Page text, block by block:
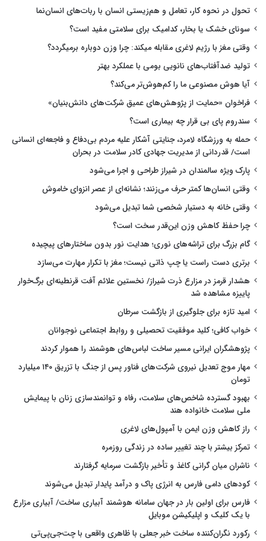
تحول در نحوه کار، تعامل و هم‌زیستی انسان با ربات‌های انسان‌نما
سونای خشک یا بخار، کدامیک برای سلامتی مفید است؟
وقتی مغز با رژیم لاغری مقابله میکند: چرا وزن دوباره برمیگردد؟
تولید ضدآفتاب‌های نانویی بومی با عملکرد بهتر
آیا هوش مصنوعی ما را کم‌هوش‌تر می‌کند؟
فراخوان «حمایت از پژوهش‌های عمیق شرکت‌های دانش‌بنیان»
سندروم پای بی قرار چه بیماری است؟
حمله به ورزشگاه لامرد، جنایتی آشکار علیه مردم بی‌دفاع و فاجعه‌ای انسانی
است/ قدردانی از مدیریت جهادی کادر سلامت در بحران
پارک ویژه سالمندان در شیراز طراحی و اجرا می‌شود
وقتی انسان‌ها کمتر حرف می‌زنند؛ نشانه‌ای از عصر انزوای خاموش
وقتی خانه به دستیار شخصی شما تبدیل می‌شود
چرا حفظ کاهش وزن این‌قدر سخت است؟
گام بزرگ برای تراشه‌های نوری؛ هدایت نور بدون ساختارهای پیچیده
برتری دست راست یا چپ ذاتی نیست؛ مغز با تکرار مهارت می‌سازد
هشدار قرمز در مزارع ذرت شیراز/ نخستین علائم آفت قرنطینه‌ای برگ‌خوار
پاییزه مشاهده شد
امید تازه برای جلوگیری از بازگشت سرطان
خواب کافی؛ کلید موفقیت تحصیلی و روابط اجتماعی نوجوانان
پژوهشگران ایرانی مسیر ساخت لباس‌های هوشمند را هموار کردند
مهار موج تعدیل نیروی شرکت‌های فناور پس از جنگ با تزریق ۱۴۰ میلیارد
تومان
بهبود گسترده شاخص‌های سلامت، رفاه و توانمندسازی زنان با پیمایش
ملی سلامت خانواده هند
راز کاهش وزن ایمن با آمپول‌های لاغری
تمرکز بیشتر با چند تغییر ساده در زندگی روزمره
ناشران میان گرانی کاغذ و تأخیر بازگشت سرمایه گرفتارند
کودهای دامی فارس به انرژی پاک و درآمد پایدار تبدیل می‌شوند
فارس برای اولین بار در جهان سامانه هوشمند آبیاری ساخت/ آبیاری مزارع
با یک کلیک و اپلیکیشن موبایل
رکورد نگران‌کننده ساخت خبر جعلی با ظاهری واقعی با چت‌جی‌پی‌تی